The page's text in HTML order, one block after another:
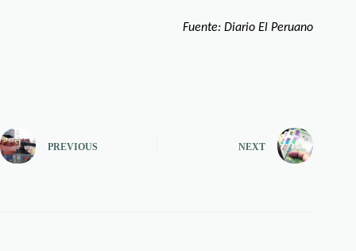
Fuente: Diario El Peruano
PREVIOUS NEXT